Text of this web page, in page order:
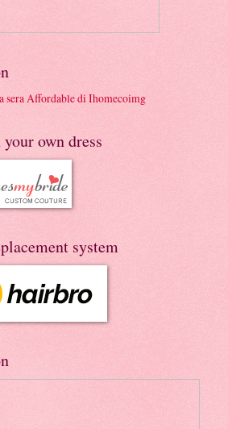
own dress
system